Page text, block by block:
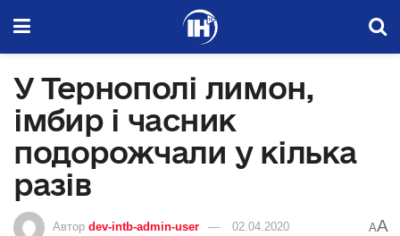
У Тернополі лимон,
імбир і часник
подорожчали у кілька
разів
Автор dev-intb-admin-user 02.04.2020 AA